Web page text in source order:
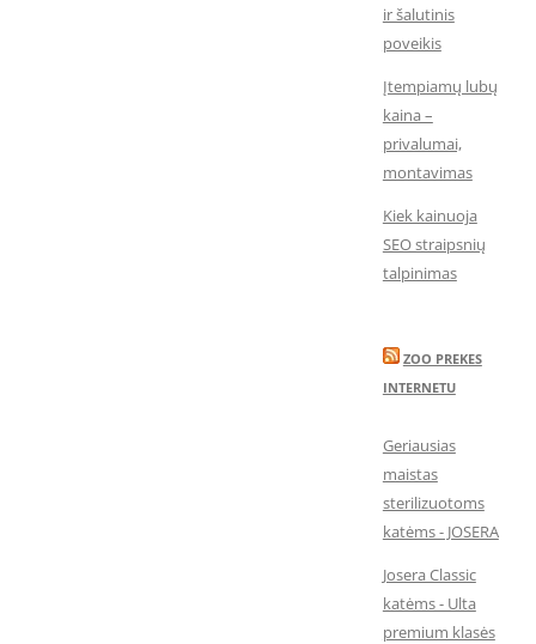
ir šalutinis
poveikis
Įtempiamų lubų
kaina –
privalumai,
montavimas
Kiek kainuoja
SEO straipsnių
talpinimas
ZOO PREKES
INTERNETU
Geriausias
maistas
sterilizuotoms
katėms - JOSERA
Josera Classic
katėms - Ulta
premium klasės